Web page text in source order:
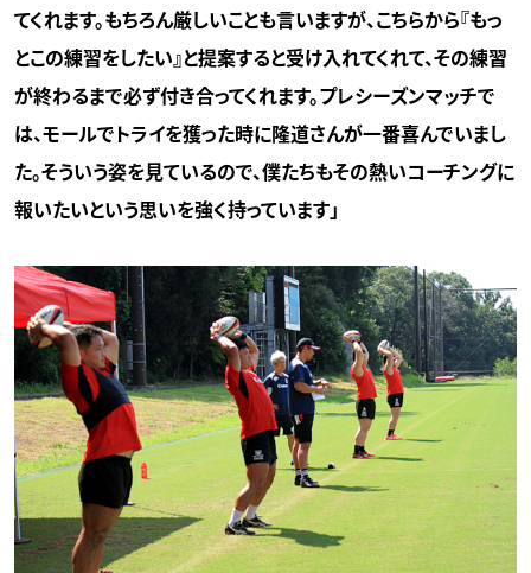
てくれます。もちろん厳しいことも言いますが、こちらから『もっ
とこの練習をしたい』と提案すると受け入れてくれて、その練習
が終わるまで必ず付き合ってくれます。プレシーズンマッチで
は、モールでトライを獲った時に隆道さんが一番喜んでいまし
た。そういう姿を見ているので、僕たちもその熱いコーチングに
報いたいという思いを強く持っています」